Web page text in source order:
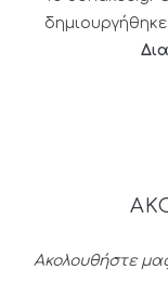
Ακολουθήστε